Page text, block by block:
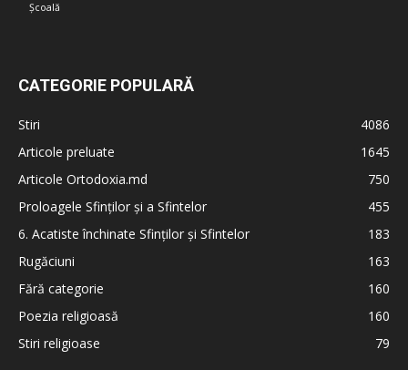
Școală
CATEGORIE POPULARĂ
Stiri
4086
Articole preluate
1645
Articole Ortodoxia.md
750
Proloagele Sfinților și a Sfintelor
455
6. Acatiste închinate Sfinților și Sfintelor
183
Rugăciuni
163
Fără categorie
160
Poezia religioasă
160
Stiri religioase
79